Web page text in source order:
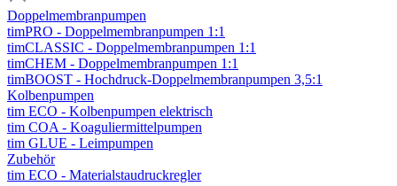
Doppelmembranpumpen
timPRO - Doppelmembranpumpen 1:1
timCLASSIC - Doppelmembranpumpen 1:1
timCHEM - Doppelmembranpumpen 1:1
timBOOST - Hochdruck-Doppelmembranpumpen 3,5:1
Kolbenpumpen
tim ECO - Kolbenpumpen elektrisch
tim COA - Koaguliermittelpumpen
tim GLUE - Leimpumpen
Zubehör
tim ECO - Materialstaudruckregler